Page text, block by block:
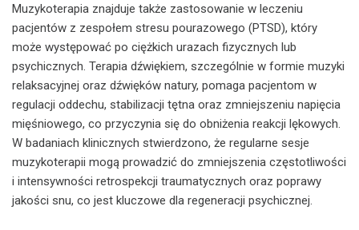
Muzykoterapia znajduje także zastosowanie w leczeniu
pacjentów z zespołem stresu pourazowego (PTSD), który
może występować po ciężkich urazach fizycznych lub
psychicznych. Terapia dźwiękiem, szczególnie w formie muzyki
relaksacyjnej oraz dźwięków natury, pomaga pacjentom w
regulacji oddechu, stabilizacji tętna oraz zmniejszeniu napięcia
mięśniowego, co przyczynia się do obniżenia reakcji lękowych.
W badaniach klinicznych stwierdzono, że regularne sesje
muzykoterapii mogą prowadzić do zmniejszenia częstotliwości
i intensywności retrospekcji traumatycznych oraz poprawy
jakości snu, co jest kluczowe dla regeneracji psychicznej.